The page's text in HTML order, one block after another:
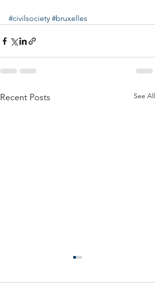
#civilsociety #bruxelles
Recent Posts See All